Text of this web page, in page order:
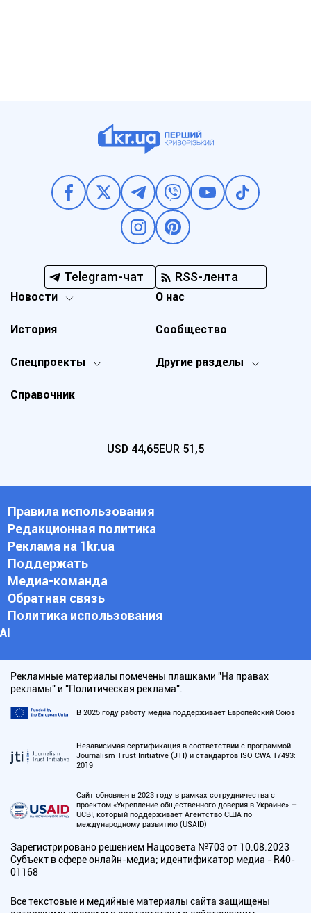
Telegram-чат RSS-лента
Новости
Спецпроекты Другие разделы
История
О нас
Справочник
Сообщество
USD 44,65EUR 51,5
Правила использования
Редакционная политика
Реклама на 1kr.ua
Поддержать
Медиа-команда
Обратная связь
Политика использования
АI
Рекламные материалы помечены плашками "На правах
рекламы" и "Политическая реклама".
В 2025 году работу медиа поддерживает Европейский Союз
Независимая сертификация в соответствии с программой
Journalism Trust Initiative (JTI) и стандартов ISO CWA 17493:
2019
Сайт обновлен в 2023 году в рамках сотрудничества с
проектом «Укрепление общественного доверия в Украине» —
UCBI, который поддерживает Агентство США по
международному развитию (USAID)
Зарегистрировано решением Нацсовета №703 от 10.08.2023
Субъект в сфере онлайн-медиа; идентификатор медиа - R40-
01168
Все текстовые и медийные материалы сайта защищены